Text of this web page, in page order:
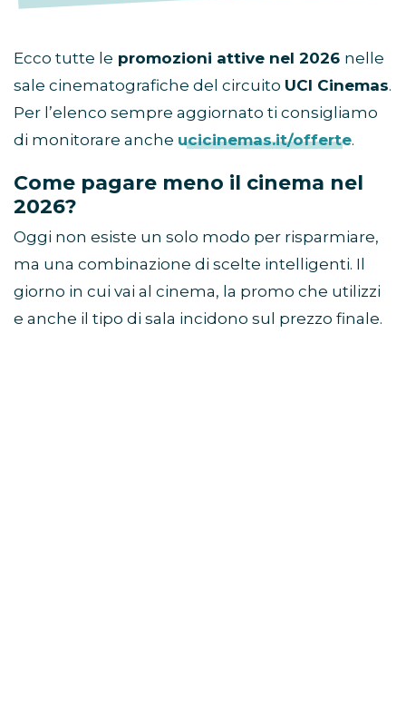
Ecco tutte le promozioni attive nel 2026 nelle
sale cinematografiche del circuito UCI Cinemas.
Per l’elenco sempre aggiornato ti consigliamo
di monitorare anche ucicinemas.it/offerte.
Come pagare meno il cinema nel
2026?
Oggi non esiste un solo modo per risparmiare,
ma una combinazione di scelte intelligenti. Il
giorno in cui vai al cinema, la promo che utilizzi
e anche il tipo di sala incidono sul prezzo finale.